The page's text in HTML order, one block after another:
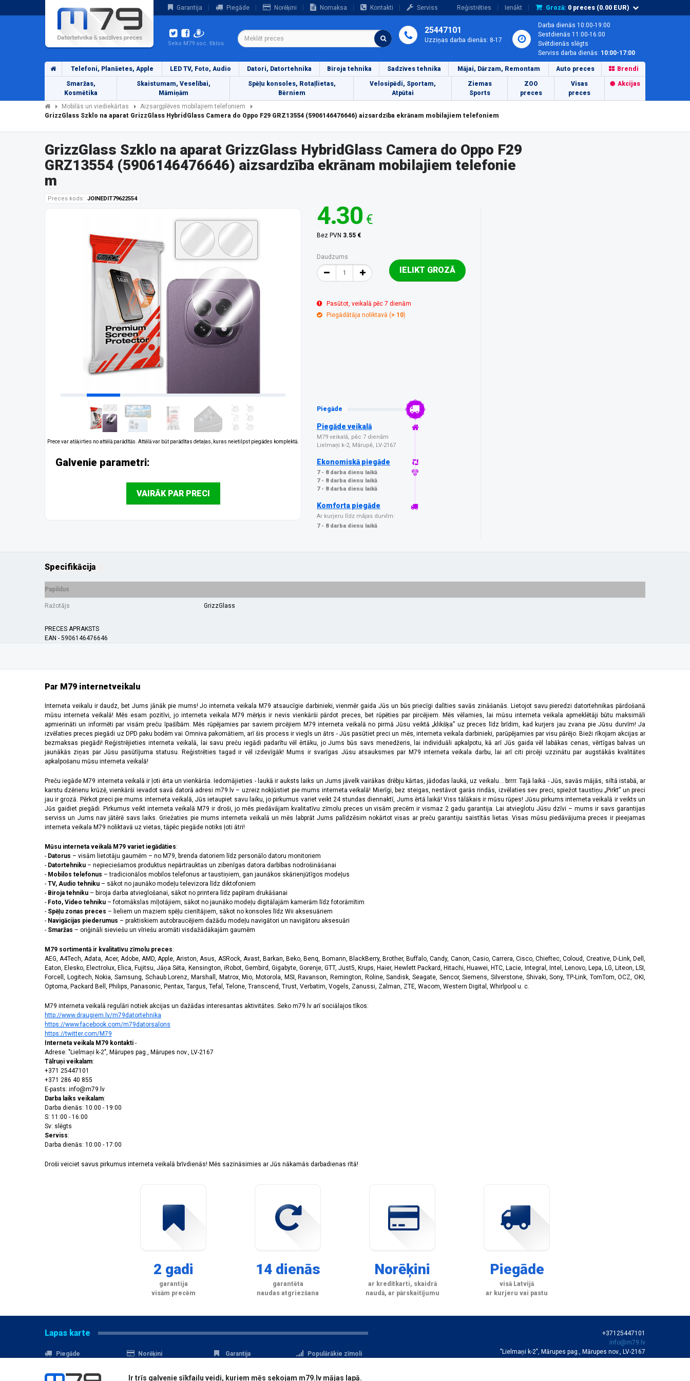
Garantija Piegāde Norēķini Nomaksa Kontakti Serviss Reģistrēties Ienākt Grozā: 0 preces (0.00 EUR)
Seko M79 soc. tīklos
25447101
Uzziņas darba dienās: 8-17
Darba dienās 10:00-19:00
Sestdienās 11:00-16:00
Svētdienās slēgts
Serviss darba dienās: 10:00-17:00
Telefoni, Planšetes, Apple LED TV, Foto, Audio Datori, Datortehnika Biroja tehnika Sadzīves tehnika Mājai, Dārzam, Remontam Auto preces Brendi
Smaržas,
Kosmētika
Skaistumam, Veselībai,
Māmiņām
Spēļu konsoles, Rotaļlietas,
Bērniem
Velosipēdi, Sportam,
Atpūtai
Ziemas
Sports
ZOO
preces
Visas
preces
Akcijas
Mobilās un viediekārtas
Aizsargplēves mobilajiem telefoniem
GrizzGlass Szklo na aparat GrizzGlass HybridGlass Camera do Oppo F29 GRZ13554 (5906146476646) aizsardzība ekrānam mobilajiem telefoniem
GrizzGlass Szklo na aparat GrizzGlass HybridGlass Camera do Oppo F29
GRZ13554 (5906146476646) aizsardzība ekrānam mobilajiem telefonie
m
Preces kods: JOINEDIT79622554
Prece var atšķirties no attēlā parādītās. Attēlā var būt parādītas detaļas, kuras neietilpst piegādes komplektā.
Galvenie parametri:
VAIRĀK PAR PRECI
4.30 €
Bez PVN 3.55 €
Daudzums
IELIKT GROZĀ
Pasūtot, veikalā pēc 7 dienām
Piegādātāja noliktavā (> 10)
Piegāde
Piegāde veikalā
M79 veikalā, pēc 7 dienām
Lielmaņi k-2, Mārupē, LV-2167
Ekonomiskā piegāde
7 - 8 darba dienu laikā
7 - 8 darba dienu laikā
7 - 8 darba dienu laikā
Komforta piegāde
Ar kurjeru līdz mājas durvīm:
7 - 8 darba dienu laikā
Specifikācija
Papildus
Ražotājs GrizzGlass
PRECES APRAKSTS
EAN - 5906146476646
Par M79 internetveikalu
Interneta veikalu ir daudz, bet Jums jānāk pie mums! Jo interneta veikala M79 atsaucīgie darbinieki, vienmēr gaida Jūs un būs priecīgi dalīties savās zināšanās. Lietojot savu pieredzi datortehnikas pārdošanā
mūsu interneta veikalā! Mēs esam pozitīvi, jo interneta veikala M79 mērķis ir nevis vienkārši pārdot preces, bet rūpēties par pircējiem. Mēs vēlamies, lai mūsu interneta veikala apmeklētāji būtu maksimāli
apmierināti un informēti par visām preču īpašībām. Mēs rūpējamies par saviem pircējiem M79 interneta veikalā no pirmā Jūsu veiktā „klikšķa” uz preces līdz brīdim, kad kurjers jau zvana pie Jūsu durvīm! Ja
izvēlaties preces piegādi uz DPD paku bodēm vai Omniva pakomātiem, arī šis process ir viegls un ātrs - Jūs pasūtiet preci un mēs, interneta veikala darbinieki, parūpējamies par visu pārējo. Bieži rīkojam akcijas ar
bezmaksas piegādi! Reģistrējieties interneta veikalā, lai savu preču iegādi padarītu vēl ērtāku, jo Jums būs savs menedžeris, lai individuāli apkalpotu, kā arī Jūs gaida vēl labākas cenas, vērtīgas balvas un
jaunākās ziņas par Jūsu pasūtījuma statusu. Reģistrēties tagad ir vēl izdevīgāk! Mums ir svarīgas Jūsu atsauksmes par M79 interneta veikala darbu, lai arī citi pircēji uzzinātu par augstākās kvalitātes
apkalpošanu mūsu interneta veikalā!
Preču iegāde M79 interneta veikalā ir ļoti ērta un vienkārša. Iedomājieties - laukā ir auksts laiks un Jums jāvelk vairākas drēbju kārtas, jādodas laukā, uz veikalu... brrrr. Tajā laikā - Jūs, savās mājās, siltā istabā, ar
karstu dzērienu krūzē, vienkārši ievadot savā datorā adresi m79.lv – uzreiz nokļūstiet pie mums interneta veikalā! Mierīgi, bez steigas, nestāvot garās rindās, izvēlaties sev preci, spiežot taustiņu „Pirkt” un preci
jau ir grozā. Pērkot preci pie mums interneta veikalā, Jūs ietaupiet savu laiku, jo pirkumus variet veikt 24 stundas diennaktī, Jums ērtā laikā! Viss tālākais ir mūsu rūpes! Jūsu pirkums interneta veikalā ir veikts un
Jūs gaidiet piegādi. Pirkumus veikt interneta veikalā M79 ir droši, jo mēs piedāvājam kvalitatīvu zīmolu preces un visām precēm ir vismaz 2 gadu garantija. Lai atvieglotu Jūsu dzīvi – mums ir savs garantijas
serviss un Jums nav jātērē savs laiks. Griežaties pie mums interneta veikalā un mēs labprāt Jums palīdzēsim nokārtot visas ar preču garantiju saistītās lietas. Visas mūsu piedāvājuma preces ir pieejamas
interneta veikala M79 noliktavā uz vietas, tāpēc piegāde notiks ļoti ātri!
Mūsu interneta veikalā M79 variet iegādāties:
- Datorus – visām lietotāju gaumēm – no M79, brenda datoriem līdz personālo datoru monitoriem
- Datortehniku – nepieciešamos produktus nepārtrauktas un zibenīgas datora darbības nodrošināšanai
- Mobilos telefonus – tradicionālos mobilos telefonus ar taustiņiem, gan jaunākos skārienjūtīgos modeļus
- TV, Audio tehniku – sākot no jaunāko modeļu televizora līdz diktofoniem
- Biroja tehniku – biroja darba atvieglošanai, sākot no printera līdz papīram drukāšanai
- Foto, Video tehniku – fotomākslas mīļotājiem, sākot no jaunāko modeļu digitālajām kamerām līdz fotorāmītim
- Spēļu zonas preces – lieliem un maziem spēļu cienītājiem, sākot no konsoles līdz Wii aksesuāriem
- Navigācijas piederumus – praktiskiem autobraucējiem dažādu modeļu navigātori un navigātoru aksesuāri
- Smaržas – oriģināli sieviešu un vīriešu aromāti visdažādākajām gaumēm
M79 sortimentā ir kvalitatīvu zīmolu preces:
AEG, A4Tech, Adata, Acer, Adobe, AMD, Apple, Ariston, Asus, ASRock, Avast, Barkan, Beko, Benq, Bomann, BlackBerry, Brother, Buffalo, Candy, Canon, Casio, Carrera, Cisco, Chieftec, Coloud, Creative, D-Link, Dell,
Eaton, Elesko, Electrolux, Elica, Fujitsu, Jāņa Sēta, Kensington, iRobot, Gembird, Gigabyte, Gorenje, GTT, Just5, Krups, Haier, Hewlett Packard, Hitachi, Huawei, HTC, Lacie, Integral, Intel, Lenovo, Lepa, LG, Liteon, LSI,
Forcell, Logitech, Nokia, Samsung, Schaub Lorenz, Marshall, Matrox, Mio, Motorola, MSI, Ravanson, Remington, Roline, Sandisk, Seagate, Sencor, Siemens, Silverstone, Shivaki, Sony, TP-Link, TomTom, OCZ, OKI,
Optoma, Packard Bell, Philips, Panasonic, Pentax, Targus, Tefal, Telone, Transcend, Trust, Verbatim, Vogels, Zanussi, Zalman, ZTE, Wacom, Western Digital, Whirlpool u. c.
M79 interneta veikalā regulāri notiek akcijas un dažādas interesantas aktivitātes. Seko m79.lv arī sociālajos tīkos:
http://www.draugiem.lv/m79datortehnika
https://www.facebook.com/m79datorsalons
https://twitter.com/M79
Interneta veikala M79 kontakti -
Adrese: "Lielmaņi k-2", Mārupes pag., Mārupes nov., LV-2167
Tālruņi veikalam:
+371 25447101
+371 286 40 855
E-pasts: info@m79.lv
Darba laiks veikalam:
Darba dienās: 10:00 - 19:00
S: 11:00 - 16:00
Sv: slēgts
Serviss:
Darba dienās: 10:00 - 17:00
Droši veiciet savus pirkumus interneta veikalā brīvdienās! Mēs sazināsimies ar Jūs nākamās darbadienas rītā!
2 gadi
garantija
visām precēm
14 dienās
garantēta
naudas atgriezšana
Norēķini
ar kredītkarti, skaidrā
naudā, ar pārskaitījumu
Piegāde
visā Latvijā
ar kurjeru vai pastu
Lapas karte
Piegāde
Norēķini
Akcijas
Serviss
Garantija
Populārākie zīmoli
Datu aizsardzība
Reģistrācija
+37125447101
info@m79.lv
"Lielmaņi k-2", Mārupes pag., Mārupes nov., LV-2167
Ir trīs galvenie sīkfailu veidi, kuriem mēs sekojam m79.lv mājas lapā.